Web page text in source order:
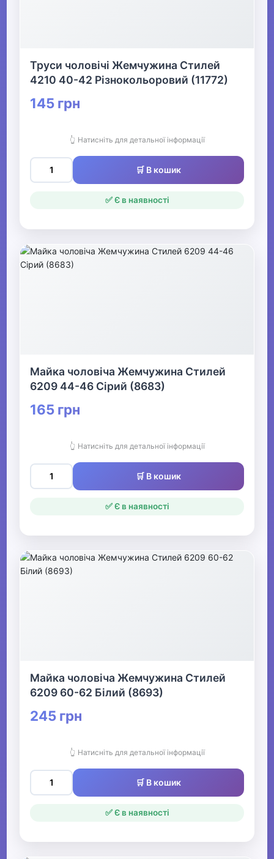
Труси чоловічі Жемчужина Стилей
4210 40-42 Різнокольоровий (11772)
145 грн
👆 Натисніть для детальної інформації
🛒 В кошик
✅ Є в наявності
Майка чоловіча Жемчужина Стилей
6209 44-46 Сірий (8683)
165 грн
👆 Натисніть для детальної інформації
🛒 В кошик
✅ Є в наявності
Майка чоловіча Жемчужина Стилей
6209 60-62 Білий (8693)
245 грн
👆 Натисніть для детальної інформації
🛒 В кошик
✅ Є в наявності